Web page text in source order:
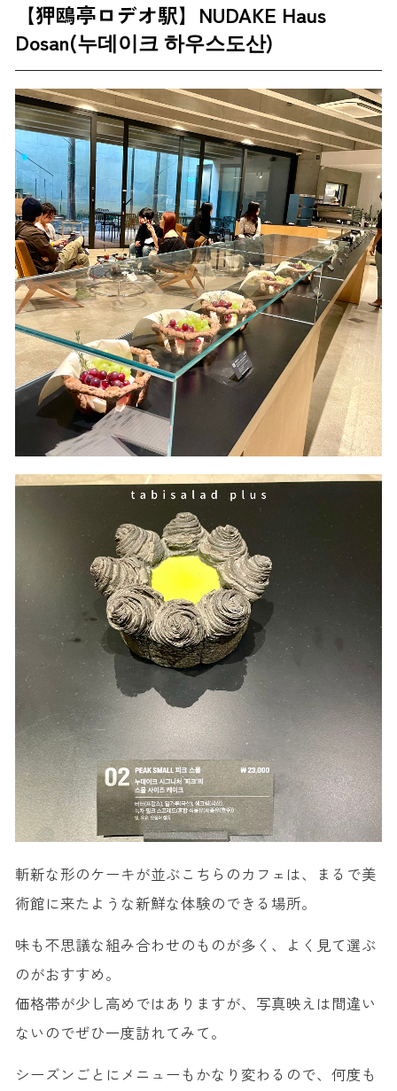
【狎鴎亭ロデオ駅】NUDAKE Haus
Dosan(누데이크 하우스도산)
斬新な形のケーキが並ぶこちらのカフェは、まるで美
術館に来たような新鮮な体験のできる場所。
味も不思議な組み合わせのものが多く、よく見て選ぶ
のがおすすめ。
価格帯が少し高めではありますが、写真映えは間違い
ないのでぜひ一度訪れてみて。
シーズンごとにメニューもかなり変わるので、何度も